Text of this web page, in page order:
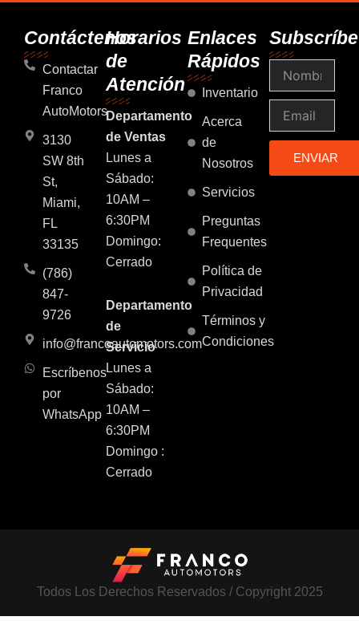
b
o
k
a
a
m
u
e
s
a
p
p
e
d
n
Contáctenos
Contactar
Franco
AutoMotors
3130
SW 8th
St,
Miami,
FL
33135
(786)
847-
9726
info@francoautomotors.com
Escríbenos
por
WhatsApp
Horarios
de
Atención
Departamento
de Ventas
Lunes a
Sábado:
10AM –
6:30PM
Domingo:
Cerrado
Departamento
de
Servicio
Lunes a
Sábado:
10AM –
6:30PM
Domingo :
Cerrado
Enlaces
Rápidos
Inventario
Acerca
de
Nosotros
Servicios
Preguntas
Frequentes
Política de
Privacidad
Términos y
Condiciones
ENVIAR
Todos Los Derechos Reservados / Copyright 2025